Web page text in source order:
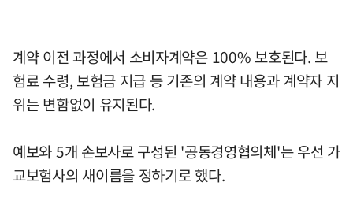
계약 이전 과정에서 소비자계약은 100% 보호된다. 보
험료 수령, 보험금 지급 등 기존의 계약 내용과 계약자 지
위는 변함없이 유지된다.
예보와 5개 손보사로 구성된 '공동경영협의체'는 우선 가
교보험사의 새이름을 정하기로 했다.